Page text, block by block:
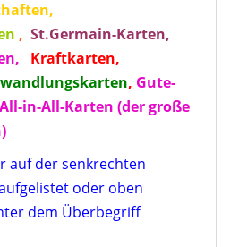
, St.Germain-Karten,
Kraftkarten,
, Gute-
All-in-All-Karten (der große
auf der senkrechten
oder oben
dem Überbegriff